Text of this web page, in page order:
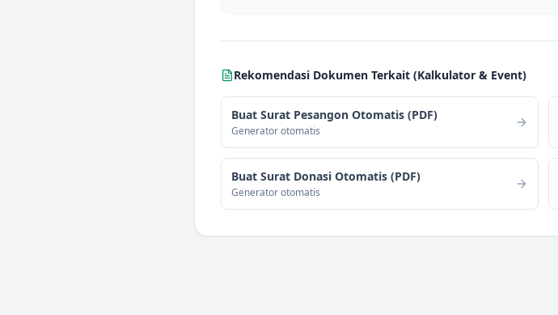
Rekomendasi Dokumen Terkait (Kalkulator & Event)
Buat Surat Pesangon Otomatis (PDF)
Generator otomatis
Buat Surat Donasi Otomatis (PDF)
Generator otomatis